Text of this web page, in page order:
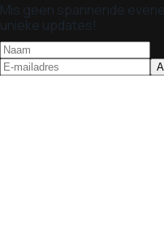
Mis geen spannende
unieke updates!